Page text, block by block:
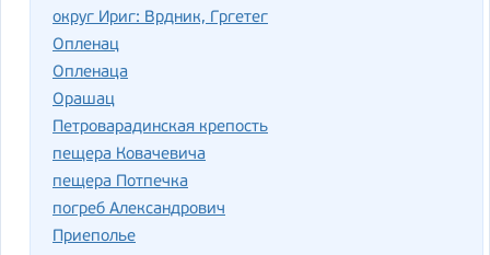
округ Ириг: Врдник, Гргетег
Опленац
Опленаца
Орашац
Петроварадинская крепость
пещера Ковачевича
пещера Потпечка
погреб Александрович
Приеполье